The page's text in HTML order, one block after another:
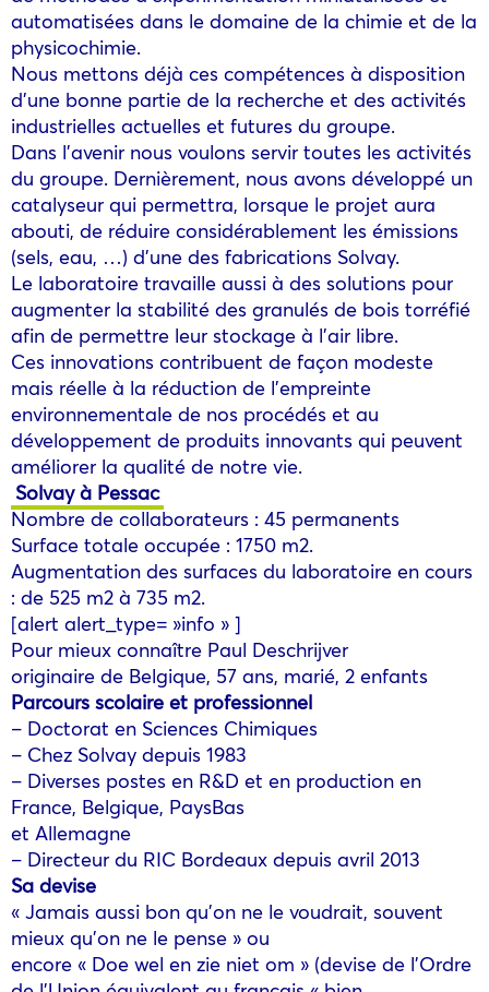
automatisées dans le domaine de la chimie et de la
physicochimie.
Nous mettons déjà ces compétences à disposition
d’une bonne partie de la recherche et des activités
industrielles actuelles et futures du groupe.
Dans l’avenir nous voulons servir toutes les activités
du groupe. Dernièrement, nous avons développé un
catalyseur qui permettra, lorsque le projet aura
abouti, de réduire considérablement les émissions
(sels, eau, …) d’une des fabrications Solvay.
Le laboratoire travaille aussi à des solutions pour
augmenter la stabilité des granulés de bois torréfié
afin de permettre leur stockage à l’air libre.
Ces innovations contribuent de façon modeste
mais réelle à la réduction de l’empreinte
environnementale de nos procédés et au
développement de produits innovants qui peuvent
améliorer la qualité de notre vie.
Solvay à Pessac
Nombre de collaborateurs : 45 permanents
Surface totale occupée : 1750 m2.
Augmentation des surfaces du laboratoire en cours
: de 525 m2 à 735 m2.
[alert alert_type= »info » ]
Pour mieux connaître Paul Deschrijver
originaire de Belgique, 57 ans, marié, 2 enfants
Parcours scolaire et professionnel
– Doctorat en Sciences Chimiques
– Chez Solvay depuis 1983
– Diverses postes en R&D et en production en
France, Belgique, PaysBas
et Allemagne
– Directeur du RIC Bordeaux depuis avril 2013
Sa devise
« Jamais aussi bon qu’on ne le voudrait, souvent
mieux qu’on ne le pense » ou
encore « Doe wel en zie niet om » (devise de l’Ordre